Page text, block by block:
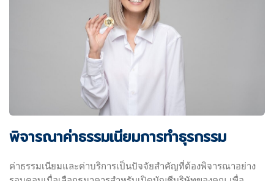
พิจารณาค่าธรรมเนียมการทำธุรกรรม
ค่าธรรมเนียมและค่าบริการเป็นปัจจัยสำคัญที่ต้องพิจารณาอย่าง